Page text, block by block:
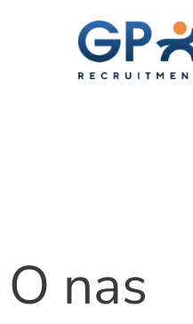
O nas